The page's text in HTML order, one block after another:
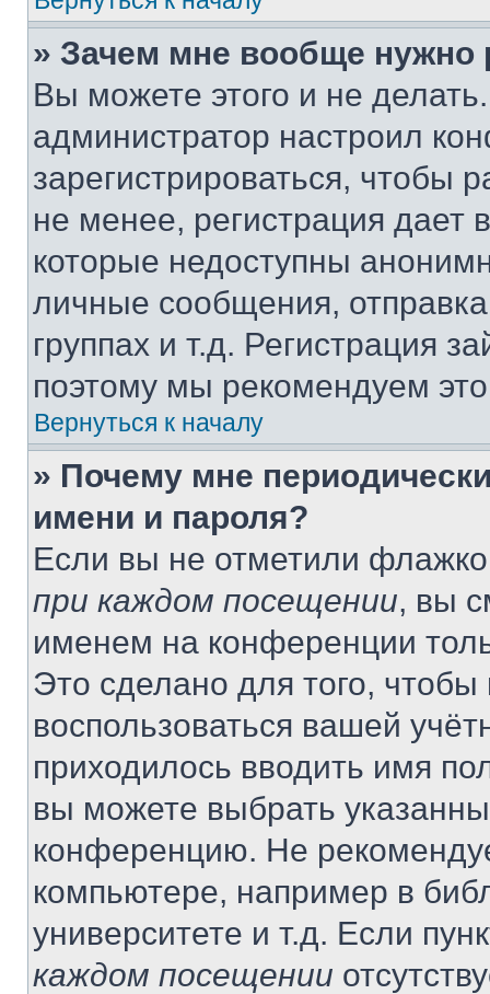
» Зачем мне вообще нужно
Вы можете этого и не
администратор настроил
зарегистрироваться, чтобы
не менее, регистрация
которые недоступны
личные сообщения,
группах и т.д. Регистрация
поэтому мы рекомендуем
Вернуться к началу
» Почему мне
имени и пароля?
Если вы не отметили
при каждом посещении, вы
именем на конференции
Это сделано для того, чтобы
воспользоваться вашей
приходилось вводить имя
вы можете выбрать
конференцию. Не
компьютере, например в
университете и т.д. Если
каждом посещении